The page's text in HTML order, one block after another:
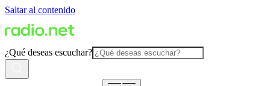
Saltar al contenido
¿Qué deseas escuchar?